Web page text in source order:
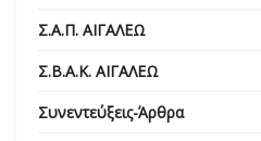
Σ.Α.Π. ΑΙΓΑΛΕΩ
Σ.Β.Α.Κ. ΑΙΓΑΛΕΩ
Συνεντεύξεις-Άρθρα